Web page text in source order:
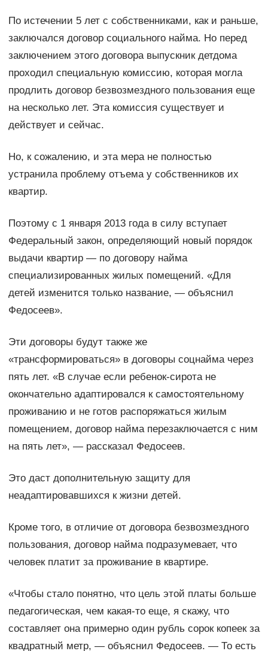
По истечении 5 лет с собственниками, как и раньше,
заключался договор социального найма. Но перед
заключением этого договора выпускник детдома
проходил специальную комиссию, которая могла
продлить договор безвозмездного пользования еще
на несколько лет. Эта комиссия существует и
действует и сейчас.
Но, к сожалению, и эта мера не полностью
устранила проблему отъема у собственников их
квартир.
Поэтому с 1 января 2013 года в силу вступает
Федеральный закон, определяющий новый порядок
выдачи квартир — по договору найма
специализированных жилых помещений. «Для
детей изменится только название, — объяснил
Федосеев».
Эти договоры будут также же
«трансформироваться» в договоры соцнайма через
пять лет. «В случае если ребенок-сирота не
окончательно адаптировался к самостоятельному
проживанию и не готов распоряжаться жилым
помещением, договор найма перезаключается с ним
на пять лет», — рассказал Федосеев.
Это даст дополнительную защиту для
неадаптировавшихся к жизни детей.
Кроме того, в отличие от договора безвозмездного
пользования, договор найма подразумевает, что
человек платит за проживание в квартире.
«Чтобы стало понятно, что цель этой платы больше
педагогическая, чем какая-то еще, я скажу, что
составляет она примерно один рубль сорок копеек за
квадратный метр, — объяснил Федосеев. — То есть